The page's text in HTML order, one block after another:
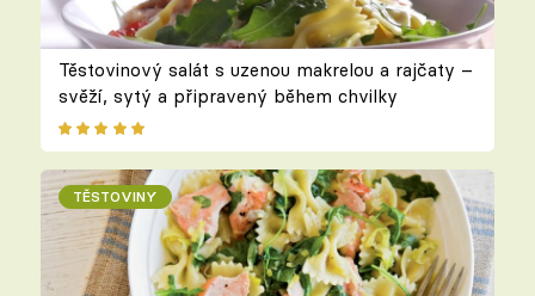
Těstovinový salát s uzenou makrelou a rajčaty –
svěží, sytý a připravený během chvilky
TĚSTOVINY